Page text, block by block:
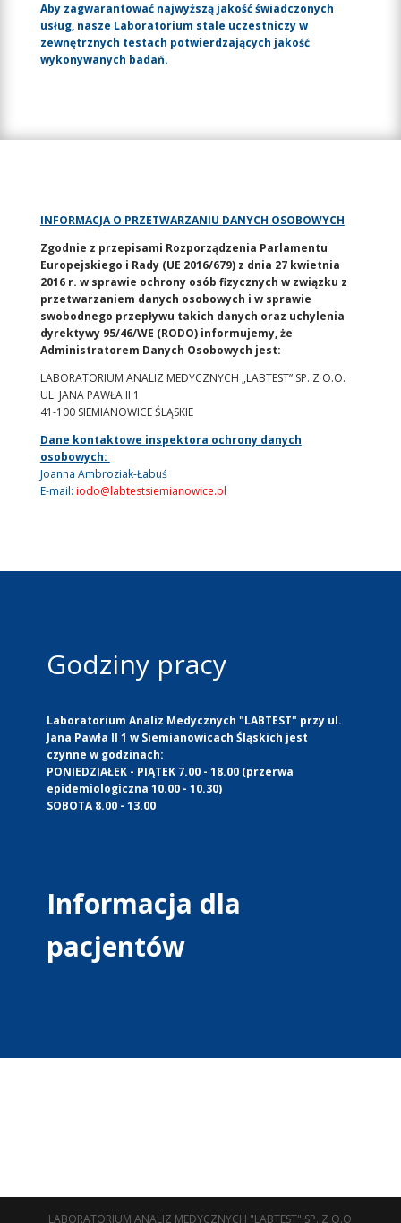
Aby zagwarantować najwyższą jakość świadczonych
usług, nasze Laboratorium stale uczestniczy w
zewnętrznych testach potwierdzających jakość
wykonywanych badań.
INFORMACJA O PRZETWARZANIU DANYCH OSOBOWYCH
Zgodnie z przepisami Rozporządzenia Parlamentu
Europejskiego i Rady (UE 2016/679) z dnia 27 kwietnia
2016 r. w sprawie ochrony osób fizycznych w związku z
przetwarzaniem danych osobowych i w sprawie
swobodnego przepływu takich danych oraz uchylenia
dyrektywy 95/46/WE (RODO) informujemy, że
Administratorem Danych Osobowych jest:
LABORATORIUM ANALIZ MEDYCZNYCH „LABTEST” SP. Z O.O.
UL. JANA PAWŁA II 1
41-100 SIEMIANOWICE ŚLĄSKIE
Dane kontaktowe inspektora ochrony danych
osobowych:
Joanna Ambroziak-Łabuś
E-mail: iodo@labtestsiemianowice.pl
Godziny pracy
Laboratorium Analiz Medycznych "LABTEST" przy ul.
Jana Pawła II 1 w Siemianowicach Śląskich jest
czynne w godzinach:
PONIEDZIAŁEK - PIĄTEK 7.00 - 18.00 (przerwa
epidemiologiczna 10.00 - 10.30)
SOBOTA 8.00 - 13.00
Informacja dla
pacjentów
LABORATORIUM ANALIZ MEDYCZNYCH "LABTEST" SP. Z O.O